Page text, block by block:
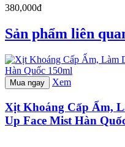
380,000đ
Sản phẩm liên
Mua ngay Xem
Xịt Khoáng Cấp Ẩm,
Up Face Mist Hàn